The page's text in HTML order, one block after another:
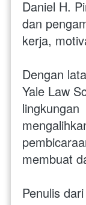
Daniel H.
dan
kerja,
Dengan
Yale Law
lingkungan
membuat
Penulis